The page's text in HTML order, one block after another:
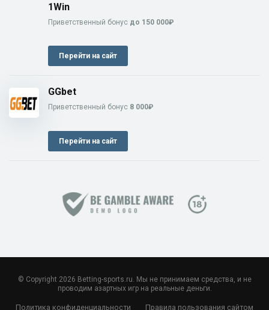
1Win
Приветственный бонус до 150 000₽
Перейти на сайт
GGbet
Приветственный бонус 8 000₽
Перейти на сайт
© Copyright 2026 Betting-sports.ru. Мы не принимаем средства, и не
проводим азартных игр на реальные деньги.
Политика конфиденциальности Правила пользования сайтом